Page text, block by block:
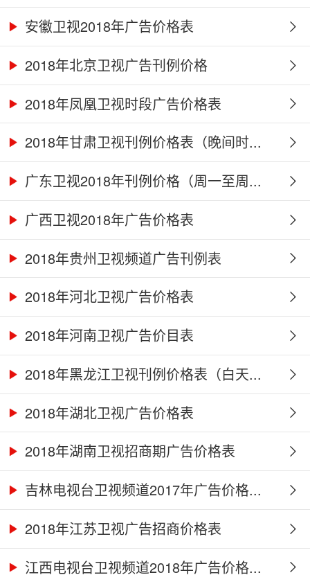
安徽卫视2018年广告价格表
2018年北京卫视广告刊例价格
2018年凤凰卫视时段广告价格表
2018年甘肃卫视刊例价格表（晚间时...
广东卫视2018年刊例价格（周一至周...
广西卫视2018年广告价格表
2018年贵州卫视频道广告刊例表
2018年河北卫视广告价格表
2018年河南卫视广告价目表
2018年黑龙江卫视刊例价格表（白天...
2018年湖北卫视广告价格表
2018年湖南卫视招商期广告价格表
吉林电视台卫视频道2017年广告价格...
2018年江苏卫视广告招商价格表
江西电视台卫视频道2018年广告价格...